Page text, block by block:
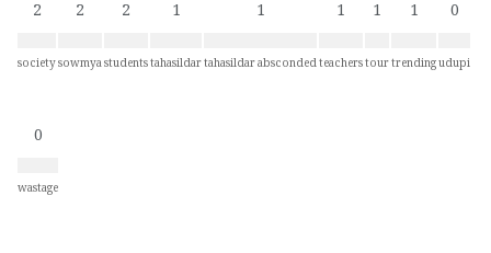
2
society
2
sowmya
2
students
1
tahasildar
1
tahasildar absconded
1
teachers
1
tour
1
trending
0
udupi
0
wastage